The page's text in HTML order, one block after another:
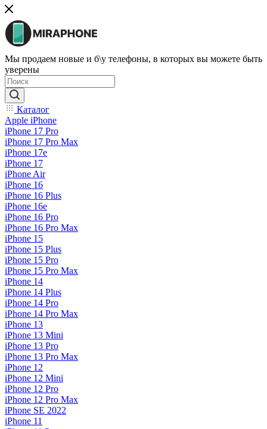
Мы продаем новые и б\у телефоны, в которых вы можете быть
уверены
Каталог
Apple iPhone
iPhone 17 Pro
iPhone 17 Pro Max
iPhone 17e
iPhone 17
iPhone Air
iPhone 16
iPhone 16 Plus
iPhone 16e
iPhone 16 Pro
iPhone 16 Pro Max
iPhone 15
iPhone 15 Plus
iPhone 15 Pro
iPhone 15 Pro Max
iPhone 14
iPhone 14 Plus
iPhone 14 Pro
iPhone 14 Pro Max
iPhone 13
iPhone 13 Mini
iPhone 13 Pro
iPhone 13 Pro Max
iPhone 12
iPhone 12 Mini
iPhone 12 Pro
iPhone 12 Pro Max
iPhone SE 2022
iPhone 11